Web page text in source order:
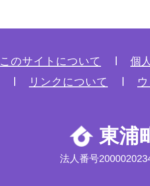
このサイトについて
個
リンクについて
東浦
法人番号